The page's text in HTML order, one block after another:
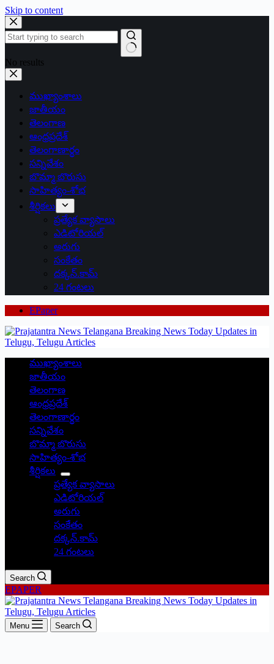
Skip to content
No results
ముఖ్యాంశాలు
జాతీయం
తెలంగాణ
ఆంధ్రప్రదేశ్
తెలంగాణార్థం
సన్నివేశం
బొమ్మా బొరుసు
సాహిత్యం-శోభ
శీర్షికలు
ప్రత్యేక వ్యాసాలు
ఎడిటోరియల్
అరుగు
సంకేతం
దక్కన్.కామ్
24 గంటలు
EPaper
ముఖ్యాంశాలు
జాతీయం
తెలంగాణ
ఆంధ్రప్రదేశ్
తెలంగాణార్థం
సన్నివేశం
బొమ్మా బొరుసు
సాహిత్యం-శోభ
శీర్షికలు
ప్రత్యేక వ్యాసాలు
ఎడిటోరియల్
అరుగు
సంకేతం
దక్కన్.కామ్
24 గంటలు
Search
EPAPER
Menu Search